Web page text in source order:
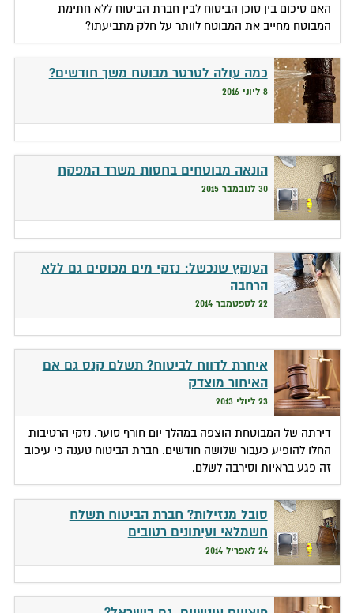
האם סיכום בין סוכן הביטוח לבין חברת הביטוח ללא חתימת
המבוטח מחייב את המבוטח לוותר על חלק מתביעתו?
כמה עולה לטרטר מבוטח משך חודשים?
8 ליוני 2016
הונאה מבוטחים בחסות משרד המפקח
30 לנובמבר 2015
העוקץ שנכשל: נזקי מים מכוסים גם ללא
הרחבה
22 לספטמבר 2014
איחרת לדווח לביטוח? תשלם קנס גם אם
האיחור מוצדק
23 ליולי 2013
דירתה של המבוטחת הוצפה במהלך יום חורף סוער. נזקי הרטיבות
החלו להופיע כעבור שלושה חודשים. חברת הביטוח טענה כי עיכוב
זה פגע בראיות וסירבה לשלם.
סובל מנזילות? חברת הביטוח תשלח
חשמלאי ועיתונים רטובים
24 לאפריל 2014